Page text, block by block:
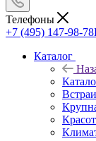
Телефоны
+7 (495) 147-98-78
Каталог